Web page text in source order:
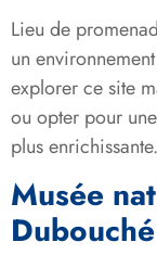
Lieu de
un
explorer ce site
ou opter pour
plus enrichissante.
Musée
Dubouché